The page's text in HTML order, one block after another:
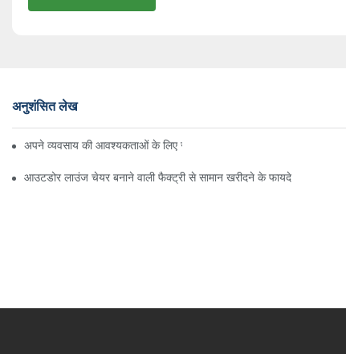
अनुशंसित लेख
अपने व्यवसाय की आवश्यकताओं के लिए सही बीच अम्ब्रेला वितरक ढूँढना
आउटडोर लाउंज चेयर बनाने वाली फैक्ट्री से सामान खरीदने के फायदे